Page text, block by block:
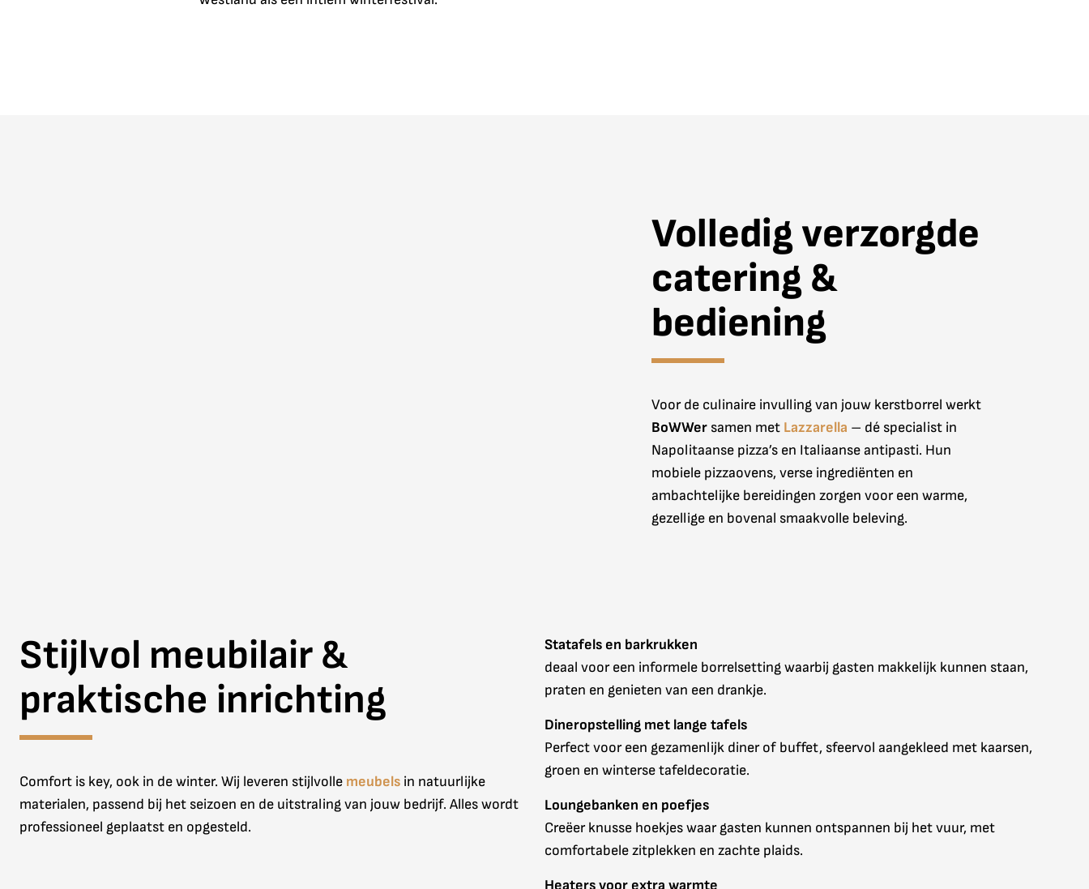
Volledig verzorgde
catering &
bediening
Voor de culinaire invulling van jouw kerstborrel werkt
BoWWer samen met Lazzarella – dé specialist in
Napolitaanse pizza’s en Italiaanse antipasti. Hun
mobiele pizzaovens, verse ingrediënten en
ambachtelijke bereidingen zorgen voor een warme,
gezellige en bovenal smaakvolle beleving.
Stijlvol meubilair &
praktische inrichting
Comfort is key, ook in de winter. Wij leveren stijlvolle meubels in natuurlijke
materialen, passend bij het seizoen en de uitstraling van jouw bedrijf. Alles wordt
professioneel geplaatst en opgesteld.
Statafels en barkrukken
deaal voor een informele borrelsetting waarbij gasten makkelijk kunnen staan,
praten en genieten van een drankje.
Dineropstelling met lange tafels
Perfect voor een gezamenlijk diner of buffet, sfeervol aangekleed met kaarsen,
groen en winterse tafeldecoratie.
Loungebanken en poefjes
Creëer knusse hoekjes waar gasten kunnen ontspannen bij het vuur, met
comfortabele zitplekken en zachte plaids.
Heaters voor extra warmte